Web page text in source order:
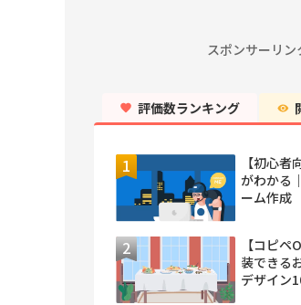
スポンサーリン
評価数ランキング
【初心
がわかる
ーム作成
【コピペ
装できる
デザイン